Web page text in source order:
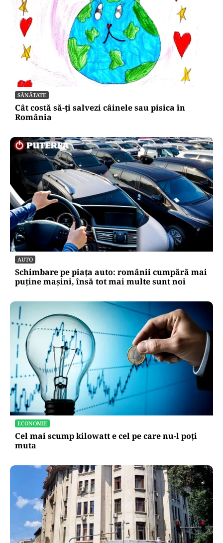
SĂNĂTATE
Cât costă să-ți salvezi câinele sau pisica în
România
AUTO
Schimbare pe piața auto: românii cumpără mai
puține mașini, însă tot mai multe sunt noi
ECONOMIE
Cel mai scump kilowatt e cel pe care nu-l poți
muta